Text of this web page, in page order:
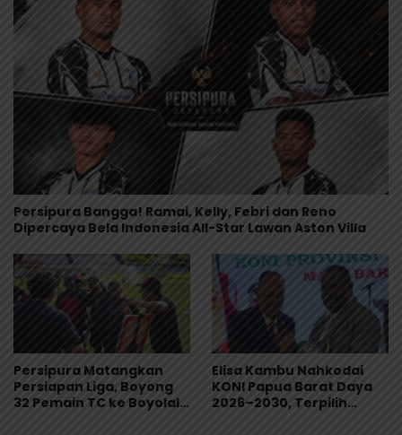
Persipura Bangga! Ramai, Kelly, Febri dan Reno
Dipercaya Bela Indonesia All-Star Lawan Aston Villa
Persipura Matangkan
Persiapan Liga, Boyong
32 Pemain TC ke Boyolali
Elisa Kambu Nahkodai
KONI Papua Barat Daya
2026–2030, Terpilih